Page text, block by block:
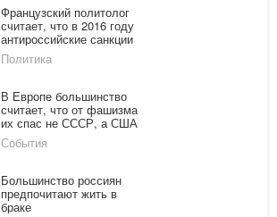
Французский политолог
считает, что в 2016 году
антироссийские санкции
не будут иметь смысла
Политика
В Европе большинство
считает, что от фашизма
их спас не СССР, а США
События
Большинство россиян
предпочитают жить в
браке